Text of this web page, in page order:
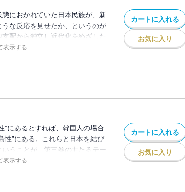
におかれていた日本民族が、新
な反応を見せたか、というのが
配から独立し近代化をめざした
に驀進した日本とはそのバック
表示する
カートに入れる
お気に入り
”にあるとすれば、韓国人の場合
性”にある。これらと日本を結び
うことが、第三巻の主たるテー
ルタージュ”の見本みたいなつも
表示する
カートに入れる
お気に入り